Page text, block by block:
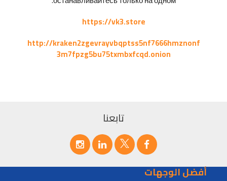
https://vk3.store
http://kraken2zgevrayvbqptss5nf7666hmznonf
3m7fpzg5bu75txmbxfcqd.onion
تابعنا
أفضل الوجهات